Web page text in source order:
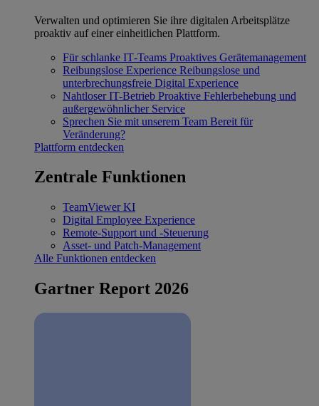
Verwalten und optimieren Sie ihre digitalen Arbeitsplätze
proaktiv auf einer einheitlichen Plattform.
Für schlanke IT‐Teams Proaktives Gerätemanagement
Reibungslose Experience Reibungslose und
unterbrechungsfreie Digital Experience
Nahtloser IT-Betrieb Proaktive Fehlerbehebung und
außergewöhnlicher Service
Sprechen Sie mit unserem Team Bereit für
Veränderung?
Plattform entdecken
Zentrale Funktionen
TeamViewer KI
Digital Employee Experience
Remote-Support und -Steuerung
Asset- und Patch-Management
Alle Funktionen entdecken
Gartner Report 2026